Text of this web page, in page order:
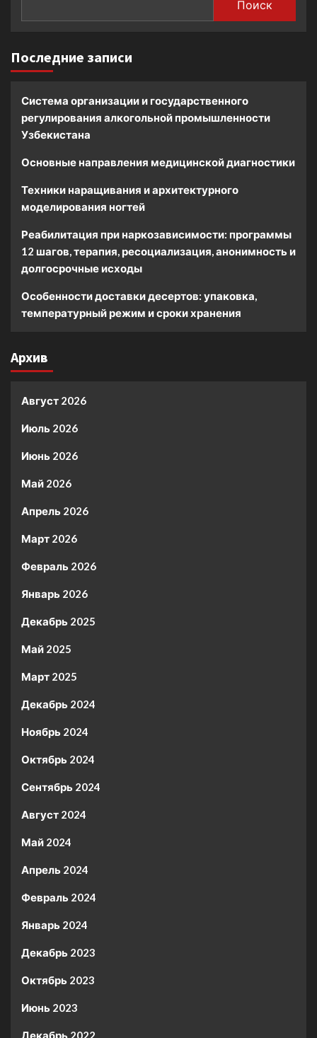
Поиск
Последние записи
Система организации и государственного
регулирования алкогольной промышленности
Узбекистана
Основные направления медицинской диагностики
Техники наращивания и архитектурного
моделирования ногтей
Реабилитация при наркозависимости: программы
12 шагов, терапия, ресоциализация, анонимность и
долгосрочные исходы
Особенности доставки десертов: упаковка,
температурный режим и сроки хранения
Архив
Август 2026
Июль 2026
Июнь 2026
Май 2026
Апрель 2026
Март 2026
Февраль 2026
Январь 2026
Декабрь 2025
Май 2025
Март 2025
Декабрь 2024
Ноябрь 2024
Октябрь 2024
Сентябрь 2024
Август 2024
Май 2024
Апрель 2024
Февраль 2024
Январь 2024
Декабрь 2023
Октябрь 2023
Июнь 2023
Декабрь 2022